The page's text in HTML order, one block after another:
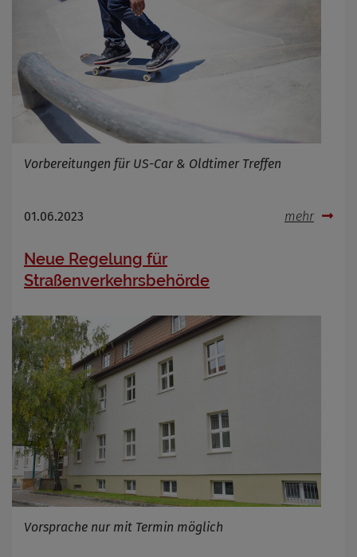
Vorbereitungen für US-Car & Oldtimer Treffen
01.06.2023 mehr
Neue Regelung für
Straßenverkehrsbehörde
Vorsprache nur mit Termin möglich